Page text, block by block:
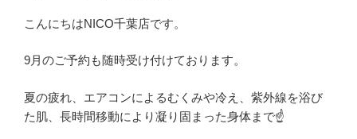
こんにちはNICO千葉店です。
9月のご予約も随時受け付けております。
夏の疲れ、エアコンによるむくみや冷え、紫外線を浴び
た肌、長時間移動により凝り固まった身体まで☝️